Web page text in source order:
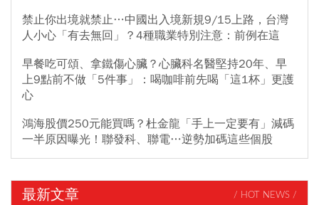
禁止你出境就禁止…中國出入境新規9/15上路，台灣
人小心「有去無回」？4種職業特別注意：前例在這
早餐吃可頌、拿鐵傷心臟？心臟科名醫堅持20年、早
上9點前不做「5件事」：喝咖啡前先喝「這1杯」更護
心
鴻海股價250元能買嗎？杜金龍「手上一定要有」減碼
一半原因曝光！聯發科、聯電…逆勢加碼這些個股
最新文章 / HOT NEWS /